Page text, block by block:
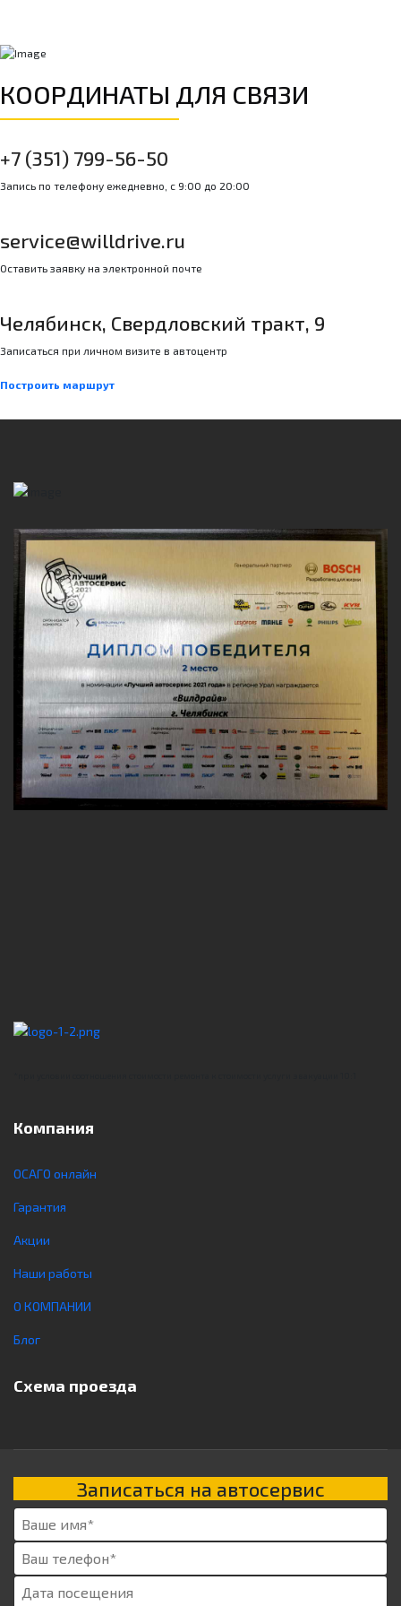
КООРДИНАТЫ ДЛЯ СВЯЗИ
+7 (351) 799-56-50
Запись по телефону ежедневно, с 9:00 до 20:00
service@willdrive.ru
Оставить заявку на электронной почте
Челябинск, Свердловский тракт, 9
Записаться при личном визите в автоцентр
Построить маршрут
Компания
ОСАГО онлайн
Гарантия
Акции
Наши работы
О КОМПАНИИ
Блог
Схема проезда
Записаться на автосервис